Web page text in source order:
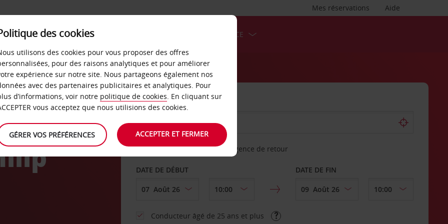
Aide
Mes réservations
SERVICES &
LOCATION
LIBRE-SERVICE
AGENCE DE DÉPART
Sélectionnez une autre agence de retour
DATE DE DÉBUT DATE DE FIN
Conducteur âgé de 25 ans et plus
des cookies
utilisons des cookies pour vous proposer des offres
pour des raisons analytiques et pour améliorer
expérience sur notre site. Nous partageons également nos
avec des partenaires publicitaires et analytiques. Pour
d’informations, voir notre politique de cookies. En cliquant sur
vous acceptez que nous utilisions des cookies.
GÉRER VOS PRÉFÉRENCES ACCEPTER ET FERMER